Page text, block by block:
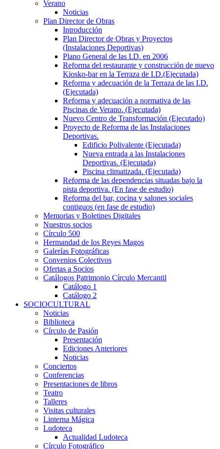
Verano
Noticias
Plan Director de Obras
Introducción
Plan Director de Obras y Proyectos
(Instalaciones Deportivas)
Plano General de las I.D. en 2006
Reforma del restaurante y construcción de nuevo
Kiosko-bar en la Terraza de I.D.(Ejecutada)
Reforma y adecuación de la Terraza de las I.D.
(Ejecutada)
Reforma y adecuación a normativa de las
Piscinas de Verano. (Ejecutada)
Nuevo Centro de Transformación (Ejecutado)
Proyecto de Reforma de las Instalaciones
Deportivas.
Edificio Polivalente (Ejecutada)
Nueva entrada a las Instalaciones
Deportivas. (Ejecutada)
Piscina climatizada. (Ejecutada)
Reforma de las dependencias situadas bajo la
pista deportiva. (En fase de estudio)
Reforma del bar, cocina y salones sociales
contiguos (en fase de estudio)
Memorias y Boletines Digitales
Nuestros socios
Círculo 500
Hermandad de los Reyes Magos
Galerías Fotográficas
Convenios Colectivos
Ofertas a Socios
Catálogos Patrimonio Círculo Mercantil
Catálogo 1
Catálogo 2
SOCIOCULTURAL
Noticias
Biblioteca
Círculo de Pasión
Presentación
Ediciones Anteriores
Noticias
Conciertos
Conferencias
Presentaciones de libros
Teatro
Talleres
Visitas culturales
Linterna Mágica
Ludoteca
Actualidad Ludoteca
Círculo Fotográfico